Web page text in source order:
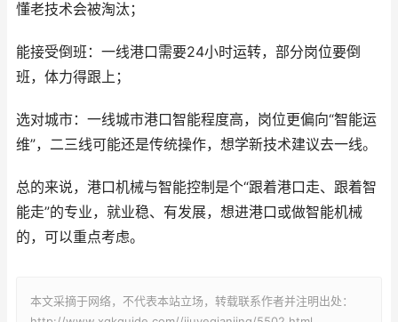
懂老技术会被淘汰；
能接受倒班：一线港口需要24小时运转，部分岗位要倒
班，体力得跟上；
选对城市：一线城市港口智能程度高，岗位更偏向“智能运
维”，二三线可能还是传统操作，想学新技术建议去一线。
总的来说，港口机械与智能控制是个“跟着港口走、跟着智
能走”的专业，就业稳、有发展，想进港口或做智能机械
的，可以重点考虑。
本文采摘于网络，不代表本站立场，转载联系作者并注明出处：